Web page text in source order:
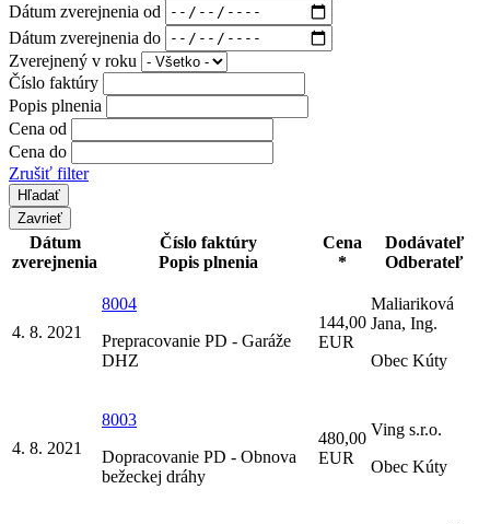
Dátum zverejnenia od
Dátum zverejnenia do
Zverejnený v roku
Číslo faktúry
Popis plnenia
Cena od
Cena do
Zrušiť filter
Zavrieť
Dátum
zverejnenia
Číslo faktúry
Popis plnenia
Cena
*
Dodávateľ
Odberateľ
4. 8. 2021
8004
Prepracovanie PD - Garáže
DHZ
144,00
EUR
Maliariková
Jana, Ing.
Obec Kúty
4. 8. 2021
8003
Dopracovanie PD - Obnova
bežeckej dráhy
480,00
EUR
Ving s.r.o.
Obec Kúty